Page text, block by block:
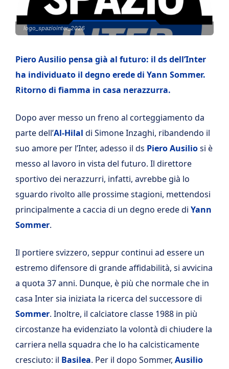
logo_spaziointer_2026
Piero Ausilio pensa già al futuro: il ds dell’Inter
ha individuato il degno erede di Yann Sommer.
Ritorno di fiamma in casa nerazzurra.
Dopo aver messo un freno al corteggiamento da
parte dell’Al-Hilal di Simone Inzaghi, ribandendo il
suo amore per l’Inter, adesso il ds Piero Ausiliosi è
messo al lavoro in vista del futuro. Il direttore
sportivo dei nerazzurri, infatti, avrebbe già lo
sguardo rivolto alle prossime stagioni, mettendosi
principalmente a caccia di un degno erede di Yann
Sommer.
Il portiere svizzero, seppur continui ad essere un
estremo difensore di grande affidabilità, si avvicina
a quota 37 anni. Dunque, è più che normale che in
casa Inter sia iniziata la ricerca del successore di
Sommer. Inoltre, il calciatore classe 1988 in più
circostanze ha evidenziato la volontà di chiudere la
carriera nella squadra che lo ha calcisticamente
cresciuto: il Basilea. Per il dopo Sommer, Ausilio